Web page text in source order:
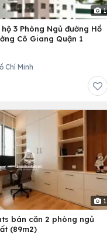
1
3 Phòng Ngủ đường Hồ
Cô Giang Quận 1
Chí Minh
1
bán căn 2 phòng ngủ
(89m2)